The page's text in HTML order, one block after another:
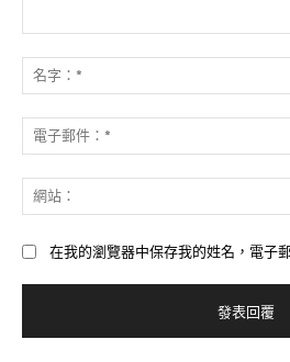
表
評
論：
在我的瀏覽器中保存我的姓名，電子